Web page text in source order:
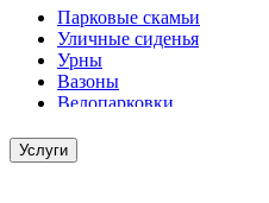
Парковые скамьи
Уличные сиденья
Урны
Вазоны
Велопарковки
Услуги